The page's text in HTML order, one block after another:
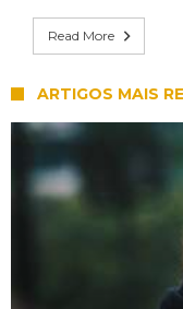
Read More
ARTIGOS MAIS